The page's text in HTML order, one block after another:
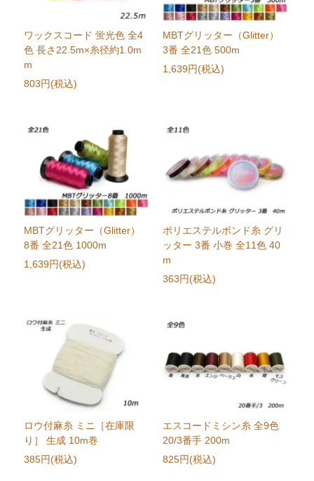
ワックスコード 蛍光色 全4
色 長さ22.5m×糸径約1.0m
m
803円(税込)
MBTグリッター（Glitter）
3番 全21色 500m
1,639円(税込)
MBTグリッター（Glitter）
8番 全21色 1000m
1,639円(税込)
ポリエステルボンド糸 グリ
ッター 3番 小巻 全11色 40
m
363円(税込)
ロウ付麻糸 ミニ［在庫限
り］ 生成 10m巻
385円(税込)
エスコードミシン糸 全9色
20/3番手 200m
825円(税込)